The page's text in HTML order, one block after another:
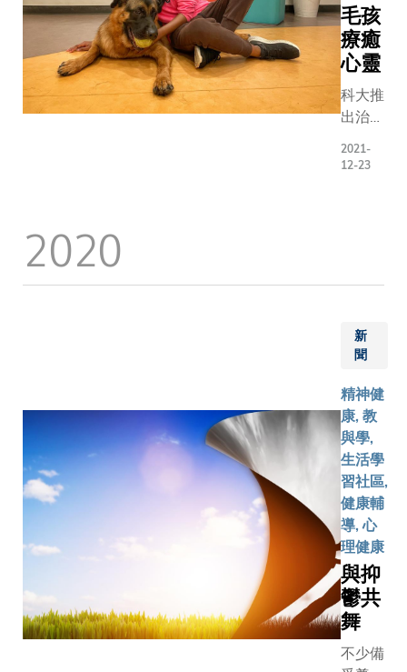
位，為現
千名科大
生、校友
小學生和
人士，進
能與智力
考驗。 除攤
位遊戲外
技術、預
光眼裝置
導入及AI
檢測技術
中科大老
學研究中
提供兩部
健身單車
結合虛擬
景，讓參
由科大踩
「出發」
九龍市區
設備平日
於長者復
毛孩
療癒
心靈
科大推
出治療
幫助學
其重
2021-
12-23
2020
新
聞
精神健
康, 教
與學,
生活學
習社區,
健康輔
導, 心
理健康
與抑
鬱共
舞
不少備